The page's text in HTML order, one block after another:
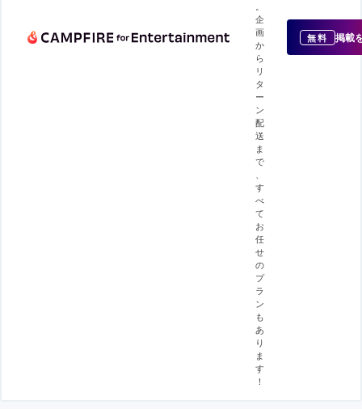
企
画
か
ら
リ
タ
ー
ン
配
送
ま
で
す
べ
て
お
任
せ
の
プ
ラ
ン
も
あ
り
ま
す
！
無料 掲載